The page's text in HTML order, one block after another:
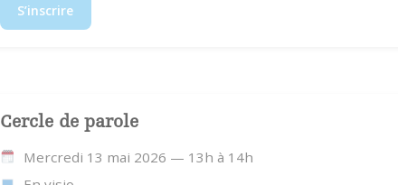
S’inscrire
Cercle de parole
Mercredi 13 mai 2026 — 13h à 14h